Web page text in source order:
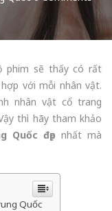
phim sẽ thấy có rất
với mỗi nhân vật.
nhân vật cổ trang
thì hãy tham khảo
Quốc đẹp nhất mà
Quốc